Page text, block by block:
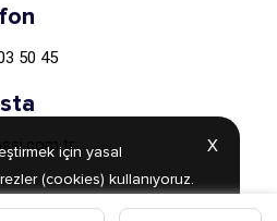
X
için yasal
(cookies) kullanıyoruz.
Metnisayfamızdan
50 45
X
için yasal
(cookies) kullanıyoruz.
Metnisayfamızdan